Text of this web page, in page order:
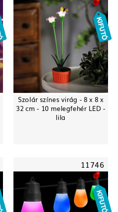
Szolár színes virág - 8 x 8 x
32 cm - 10 melegfehér LED -
lila
11746